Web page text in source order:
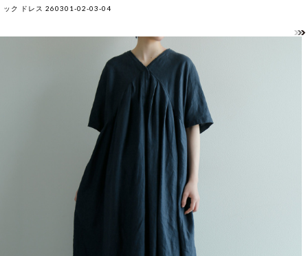
ック ドレス 260301-02-03-04